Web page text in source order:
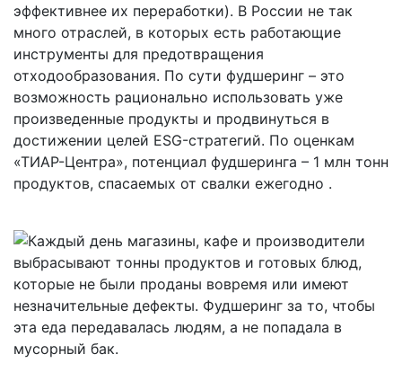
эффективнее их переработки). В России не так
много отраслей, в которых есть работающие
инструменты для предотвращения
отходообразования. По сути фудшеринг – это
возможность рационально использовать уже
произведенные продукты и продвинуться в
достижении целей ESG-стратегий. По оценкам
«ТИАР-Центра», потенциал фудшеринга – 1 млн тонн
продуктов, спасаемых от свалки ежегодно .